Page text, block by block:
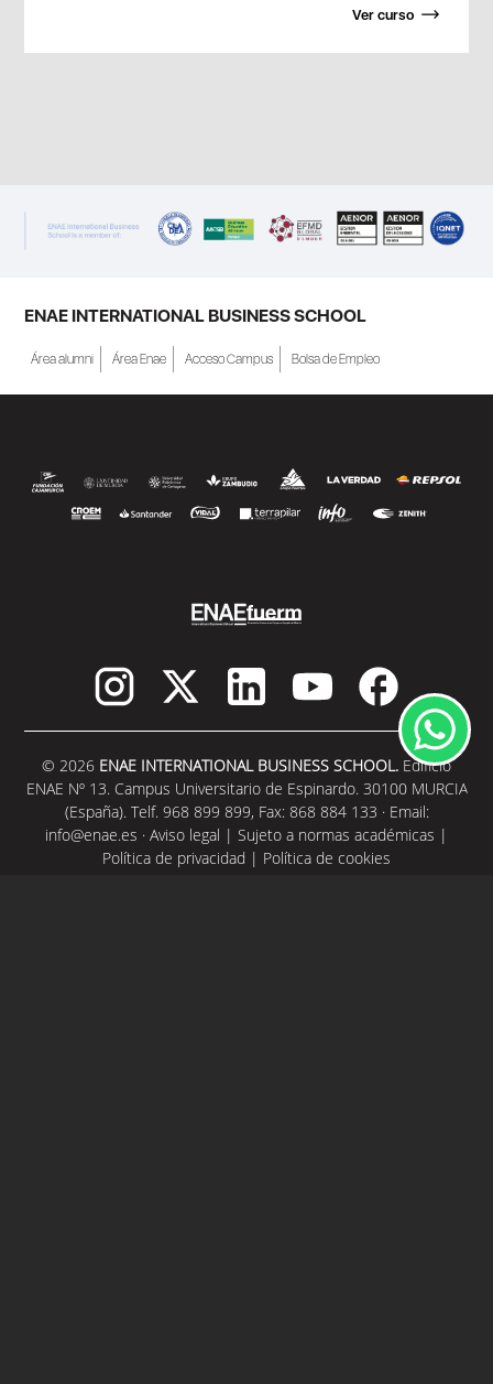
Ver curso
ENAE INTERNATIONAL BUSINESS SCHOOL
Área alumni Área Enae Acceso Campus Bolsa de Empleo
© 2026 ENAE INTERNATIONAL BUSINESS SCHOOL. Edificio
ENAE Nº 13. Campus Universitario de Espinardo. 30100 MURCIA
(España). Telf. 968 899 899, Fax: 868 884 133 · Email:
info@enae.es · Aviso legal | Sujeto a normas académicas |
Política de privacidad | Política de cookies